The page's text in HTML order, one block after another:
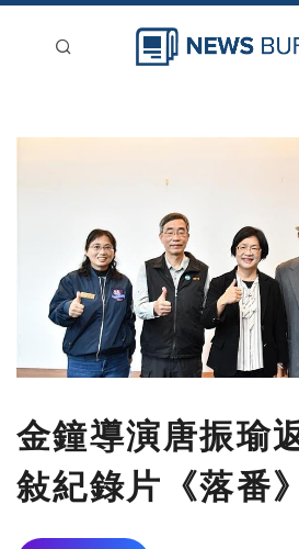
刊登
金鐘導演唐振瑜
敍紀錄片《落番